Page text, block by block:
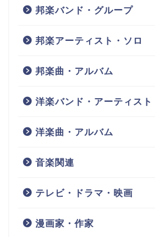
邦楽バンド・グループ
邦楽アーティスト・ソロ
邦楽曲・アルバム
洋楽バンド・アーティスト
洋楽曲・アルバム
音楽関連
テレビ・ドラマ・映画
漫画家・作家